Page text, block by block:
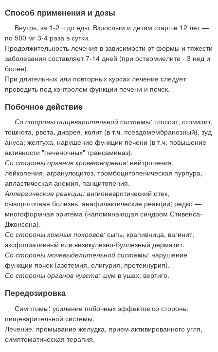
Способ применения и дозы
Внутрь, за 1-2 ч до еды. Взрослым и детям старше 12 лет —
по 500 мг 3-4 раза в сутки.
Продолжительность лечения в зависимости от формы и тяжести
заболевания составляет 7-14 дней (при остеомиелите - 3 нед и
более).
При длительных или повторных курсах лечение следует
проводить под контролем функции печени и почек.
Побочное действие
Со стороны пищеварительной системы: глоссит, стоматит,
тошнота, рвота, диарея, колит (в т.ч. псевдомембранозный), зуд
ануса; желтуха, нарушение функции печени (в т.ч. повышение
активности "печеночных" трансаминаз).
Со стороны органов кроветворения: нейтропения,
лейкопения, агранулоцитоз, тромбоцитопеническая пурпура,
апластическая анемия, панцитопения.
Аллергические реакции: ангионевротический отек,
сывороточная болезнь, анафилактические реакции; редко —
многоформная эритема (напоминающая синдром Стивенса-
Джонсона).
Со стороны кожных покровов: сыпь, крапивница, вагинит,
эксфолиативный или везикулезно-буллезный дерматит.
Со стороны мочевыделительной системы: нарушение
функции почек (азотемия, олигурия, протеинурия).
Со стороны органов чувств: шум в ушах, вертиго.
Передозировка
Симптомы: усиление побочных эффектов со стороны
пищеварительной системы.
Лечение: промывание желудка, прием активированного угля,
симптоматическая терапия.